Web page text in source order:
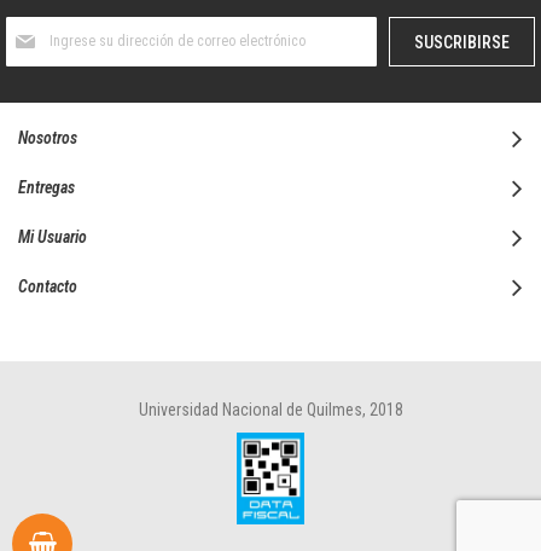
boletín
SUSCRIBIRSE
Nosotros
Entregas
Mi Usuario
Contacto
Universidad Nacional de Quilmes, 2018